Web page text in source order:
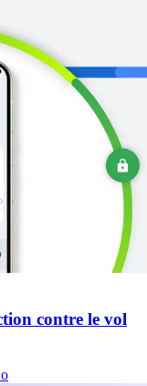
contre le vol